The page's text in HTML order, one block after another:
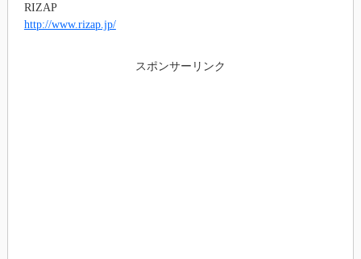
RIZAP
http://www.rizap.jp/
スポンサーリンク